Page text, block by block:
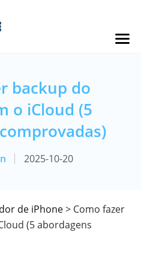
backup do
o iCloud (5
2025-10-20
de iPhone> Como fazer
(5 abordagens